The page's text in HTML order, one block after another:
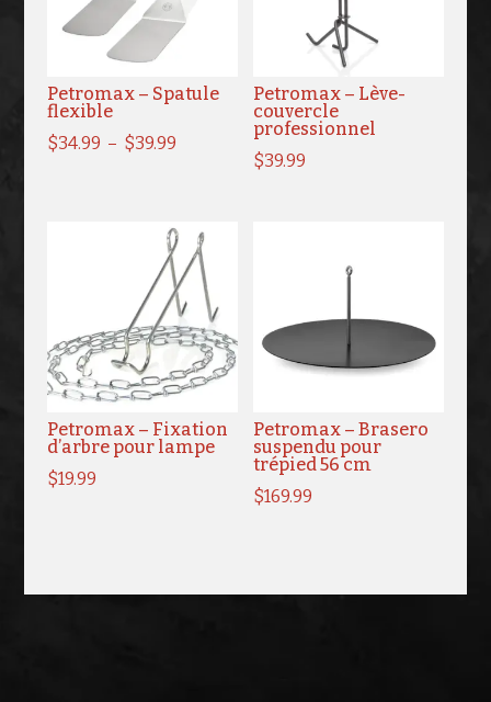
Petromax – Spatule
flexible
$34.99 – $39.99Plage
$34.99
à
$39.99
Petromax – Lève-
couvercle
professionnel
$39.99
Petromax – Fixation
d’arbre pour lampe
$19.99
Petromax – Brasero
suspendu pour
trépied 56 cm
$169.99